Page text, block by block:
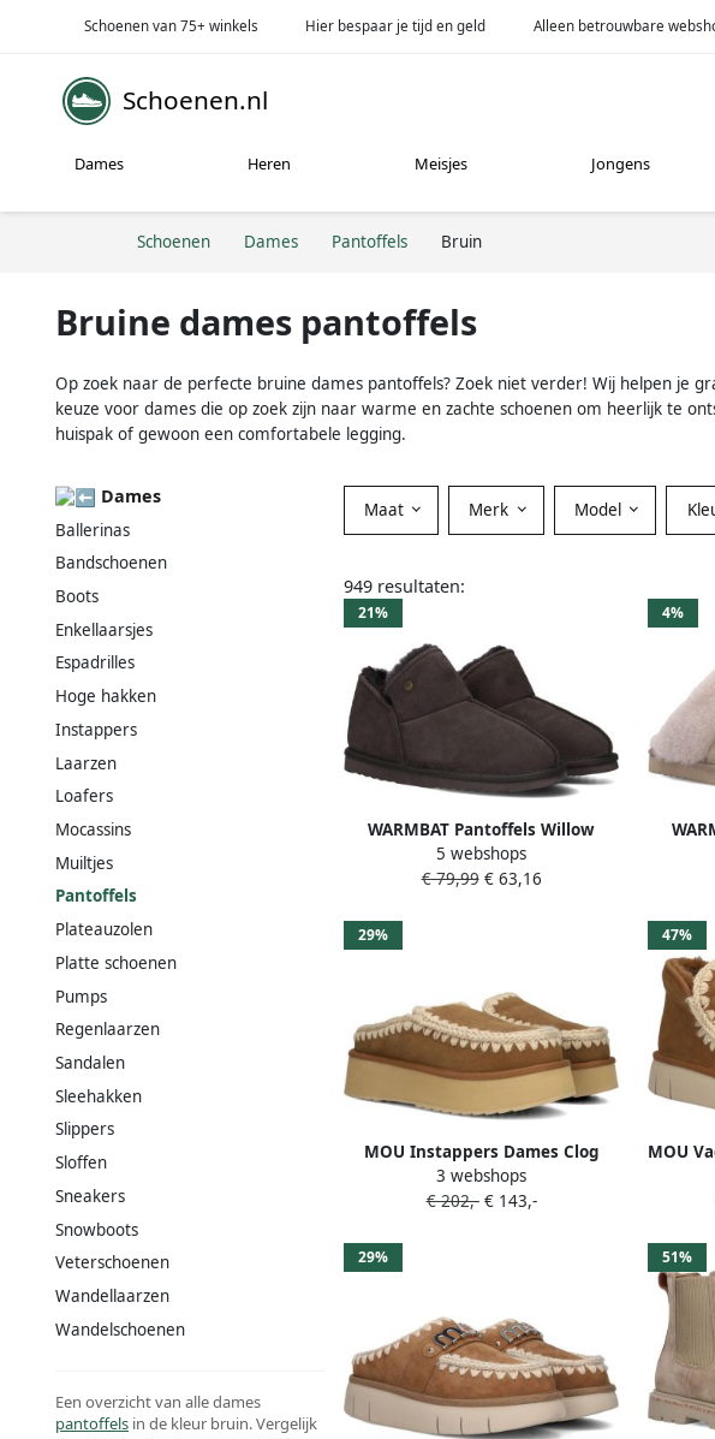
Schoenen van 75+ winkels Hier bespaar je tijd en geld Alleen betrouwbare
Schoenen.nl
Dames Heren Meisjes Jongens
Schoenen Dames Pantoffels Bruin
Bruine dames pantoffels
Op zoek naar de perfecte bruine dames pantoffels? Zoek niet verder! Wij helpen je
keuze voor dames die op zoek zijn naar warme en zachte schoenen om heerlijk te
huispak of gewoon een comfortabele legging.
Dames
Ballerinas
Bandschoenen
Boots
Enkellaarsjes
Espadrilles
Hoge hakken
Instappers
Laarzen
Loafers
Mocassins
Muiltjes
Pantoffels
Plateauzolen
Platte schoenen
Pumps
Regenlaarzen
Sandalen
Sleehakken
Slippers
Sloffen
Sneakers
Snowboots
Veterschoenen
Wandellaarzen
Wandelschoenen
Een overzicht van alle dames
pantoffels in de kleur bruin. Vergelijk
Maat Merk Model
949 resultaten:
21%
WARMBAT Pantoffels Willow
Maat: 40 Materiaal: Suède Kleur:
Bruin
5 webshops
€ 79,99€ 63,16
4%
Flurry
29%
MOU Instappers Dames Clog
Eskimo Platform Maat: 40
Materiaal: Suède Kleur: Cognac
3 webshops
€ 202,-€ 143,-
47%
MOU
29% 51%